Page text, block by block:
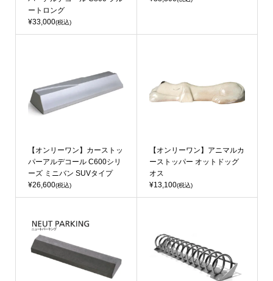
ートロング
¥33,000(税込)
【オンリーワン】カーストッ
パーアルデコール C600シリ
ーズ ミニバン SUVタイプ
¥26,600(税込)
【オンリーワン】アニマルカ
ーストッパー オットドッグ
オス
¥13,100(税込)